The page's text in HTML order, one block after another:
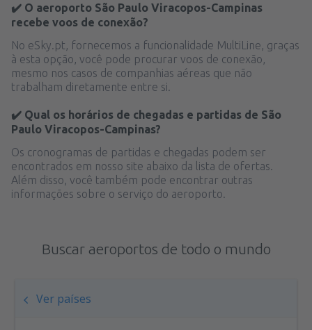
✔️ O aeroporto São Paulo Viracopos-Campinas
recebe voos de conexão?
No eSky.pt, fornecemos a funcionalidade MultiLine, graças
à esta opção, você pode procurar voos de conexão,
mesmo nos casos de companhias aéreas que não
trabalham diretamente entre si.
✔️ Qual os horários de chegadas e partidas de São
Paulo Viracopos-Campinas?
Os cronogramas de partidas e chegadas podem ser
encontrados em nosso site abaixo da lista de ofertas.
Além disso, você também pode encontrar outras
informações sobre o serviço do aeroporto.
Buscar aeroportos de todo o mundo
Ver países